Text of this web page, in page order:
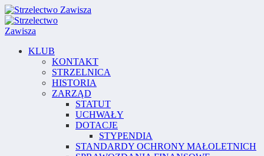
KLUB
KONTAKT
STRZELNICA
HISTORIA
ZARZĄD
STATUT
UCHWAŁY
DOTACJE
STYPENDIA
STANDARDY OCHRONY MAŁOLETNICH